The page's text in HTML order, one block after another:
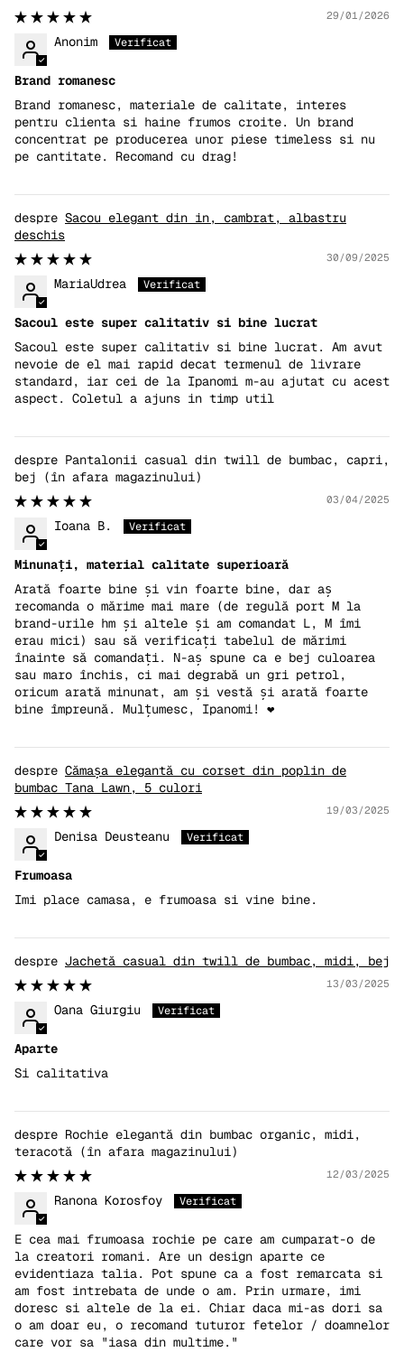
29/01/2026
Anonim
Brand romanesc
Brand romanesc, materiale de calitate, interes
pentru clienta si haine frumos croite. Un brand
concentrat pe producerea unor piese timeless si nu
pe cantitate. Recomand cu drag!
Sacou elegant din in, cambrat, albastru
deschis
30/09/2025
MariaUdrea
Sacoul este super calitativ si bine lucrat
Sacoul este super calitativ si bine lucrat. Am avut
nevoie de el mai rapid decat termenul de livrare
standard, iar cei de la Ipanomi m-au ajutat cu acest
aspect. Coletul a ajuns in timp util
Pantalonii casual din twill de bumbac, capri,
bej
03/04/2025
Ioana B.
Minunați, material calitate superioară
Arată foarte bine și vin foarte bine, dar aș
recomanda o mărime mai mare (de regulă port M la
brand-urile hm și altele și am comandat L, M îmi
erau mici) sau să verificați tabelul de mărimi
înainte să comandați. N-aș spune ca e bej culoarea
sau maro închis, ci mai degrabă un gri petrol,
oricum arată minunat, am și vestă și arată foarte
bine împreună. Mulțumesc, Ipanomi! ❤️
Cămașa elegantă cu corset din poplin de
bumbac Tana Lawn, 5 culori
19/03/2025
Denisa Deusteanu
Frumoasa
Imi place camasa, e frumoasa si vine bine.
Jachetă casual din twill de bumbac, midi, bej
13/03/2025
Oana Giurgiu
Aparte
Si calitativa
Rochie elegantă din bumbac organic, midi,
teracotă
12/03/2025
Ranona Korosfoy
E cea mai frumoasa rochie pe care am cumparat-o de
la creatori romani. Are un design aparte ce
evidentiaza talia. Pot spune ca a fost remarcata si
am fost intrebata de unde o am. Prin urmare, imi
doresc si altele de la ei. Chiar daca mi-as dori sa
o am doar eu, o recomand tuturor fetelor / doamnelor
care vor sa "iasa din multime."